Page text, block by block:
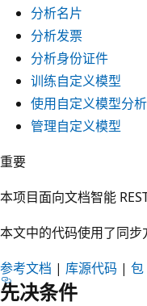
分析名片
分析发票
分析身份证件
训练自定义模型
使用自定义模型分
管理自定义模型
重要
本项目面向文档智能
本文中的代码使用了同步
参考文档 | 库源代码 |
先决条件